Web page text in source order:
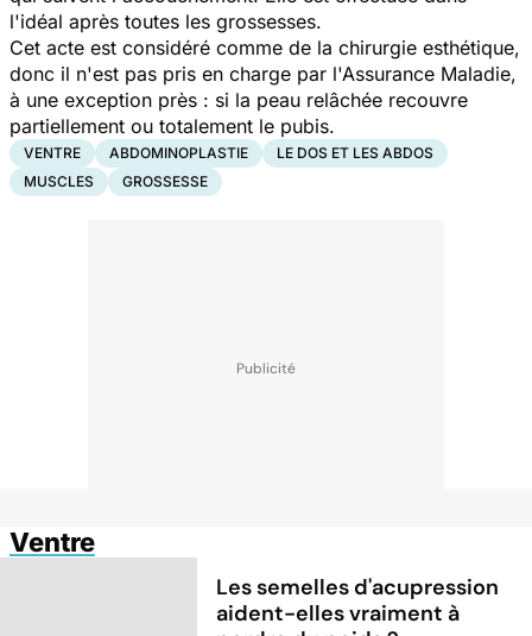
l'idéal après toutes les grossesses.
Cet acte est considéré comme de la chirurgie esthétique,
donc il n'est pas pris en charge par l'Assurance Maladie,
à une exception près : si la peau relâchée recouvre
partiellement ou totalement le pubis.
VENTRE ABDOMINOPLASTIE
LE DOS ET LES ABDOS
MUSCLES
GROSSESSE
Ventre
Les semelles d'acupression
aident-elles vraiment à